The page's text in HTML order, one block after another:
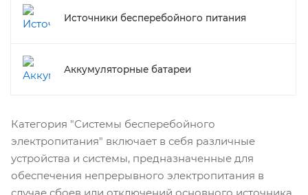
Источники бесперебойного питания
Аккумуляторные батареи
Категория "Системы бесперебойного
электропитания" включает в себя различные
устройства и системы, предназначенные для
обеспечения непрерывного электропитания в